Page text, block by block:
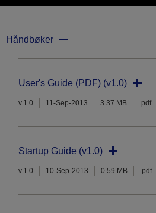
Håndbøker
User's Guide (PDF) (v1.0)
v.1.0 11-Sep-2013 3.37 MB .pdf
Startup Guide (v1.0)
v.1.0 10-Sep-2013 0.59 MB .pdf